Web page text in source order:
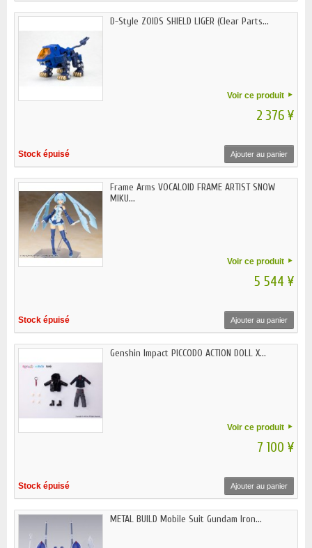
D-Style ZOIDS SHIELD LIGER (Clear Parts...
Voir ce produit
2 376 ¥
Stock épuisé Ajouter au panier
Frame Arms VOCALOID FRAME ARTIST SNOW
MIKU...
Voir ce produit
5 544 ¥
Stock épuisé Ajouter au panier
Genshin Impact PICCODO ACTION DOLL X...
Voir ce produit
7 100 ¥
Stock épuisé Ajouter au panier
METAL BUILD Mobile Suit Gundam Iron...